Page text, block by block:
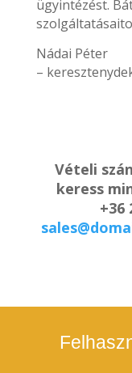
ügyintézést.
Nádai Péter
–
Vételi
keress
+36